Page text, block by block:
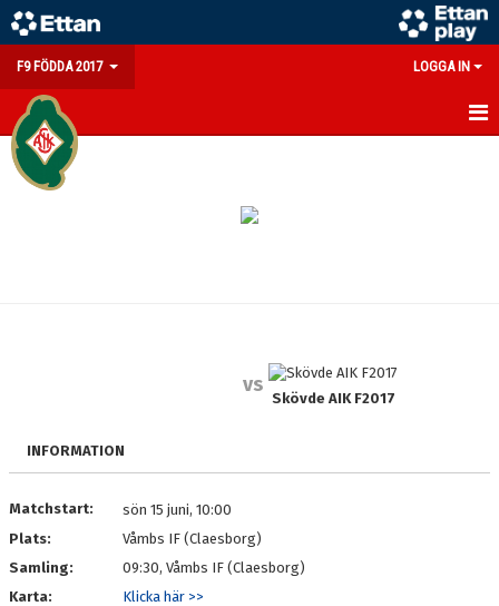
F9 FÖDDA 2017 LOGGA IN
HEM
DOKUMENT
vs
Skövde AIK F2017
INFORMATION
Matchstart:
sön 15 juni, 10:00
Plats:
Våmbs IF (Claesborg)
Samling:
09:30, Våmbs IF (Claesborg)
Karta:
Klicka här >>